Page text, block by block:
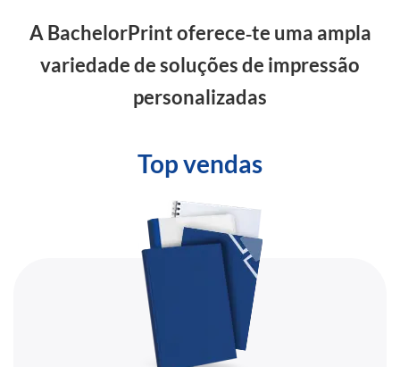
A BachelorPrint oferece‑te uma ampla
variedade de soluções de impressão
personalizadas
Top vendas